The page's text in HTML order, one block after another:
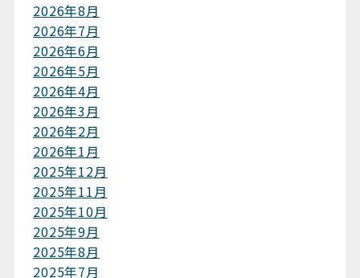
2026年8月
2026年7月
2026年6月
2026年5月
2026年4月
2026年3月
2026年2月
2026年1月
2025年12月
2025年11月
2025年10月
2025年9月
2025年8月
2025年7月